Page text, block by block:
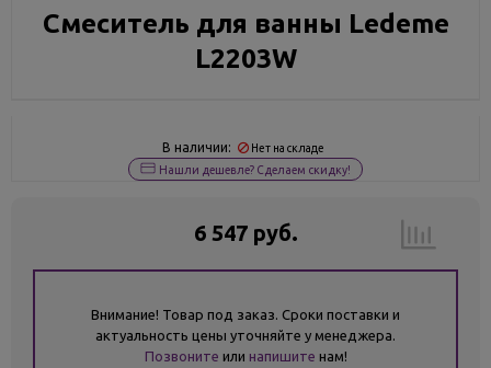
Смеситель для ванны Ledeme
L2203W
В наличии: Нет на складе
Нашли дешевле? Сделаем скидку!
6 547 руб.
Внимание! Товар под заказ. Сроки поставки и
актуальность цены уточняйте у менеджера.
Позвоните или напишите нам!